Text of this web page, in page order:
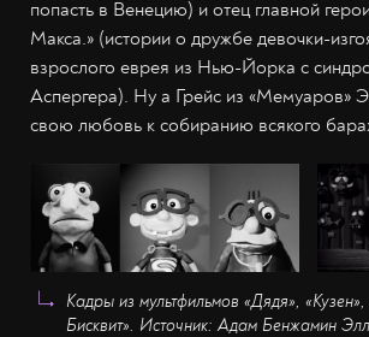
попасть в Венецию) и отец главной
Макса.» (истории о дружбе девочки-
взрослого еврея из Нью-Йорка с
Аспергера). Ну а Грейс из «Мемуаров»
свою любовь к собиранию всякого
Кадры из мультфильмов «Дядя»,
Бисквит». Источник: Адам Бенжамин